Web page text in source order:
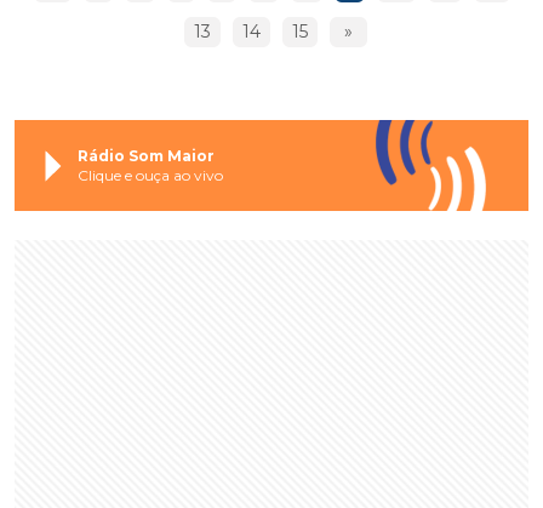
13 14 15 »
Rádio Som Maior
Clique e ouça ao vivo